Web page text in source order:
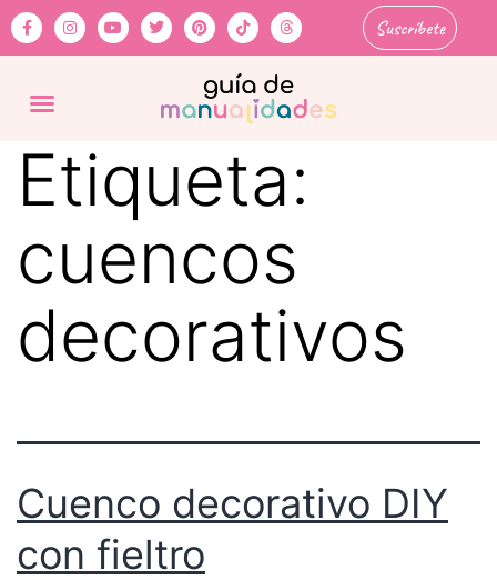
Suscríbete
Etiqueta:
cuencos
decorativos
Cuenco decorativo DIY
con fieltro